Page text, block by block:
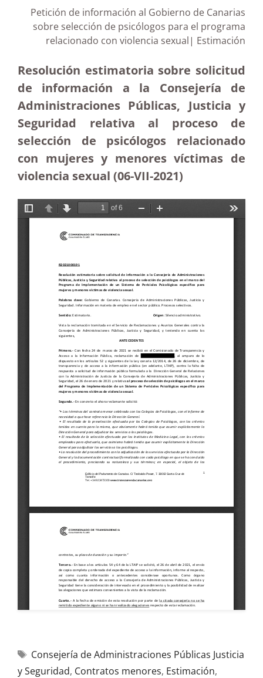
Petición de información al Gobierno de Canarias
sobre selección de psicólogos para el programa
relacionado con violencia sexual| Estimación
Resolución estimatoria sobre solicitud
de información a la Consejería de
Administraciones Públicas, Justicia y
Seguridad relativa al proceso de
selección de psicólogos relacionado
con mujeres y menores víctimas de
violencia sexual (06-VII-2021)
Consejería de Administraciones Públicas Justicia
y Seguridad, Contratos menores, Estimación,